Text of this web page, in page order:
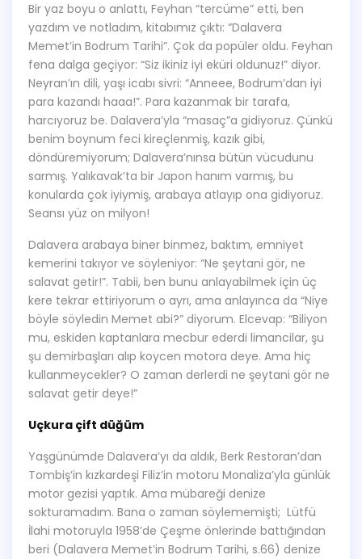
Bir yaz boyu o anlattı, Feyhan “tercüme” etti, ben
yazdım ve notladım, kitabımız çıktı: “Dalavera
Memet’in Bodrum Tarihi”. Çok da popüler oldu. Feyhan
fena dalga geçiyor: “Siz ikiniz iyi eküri oldunuz!” diyor.
Neyran’ın dili, yaşı icabı sivri: “Anneee, Bodrum’dan iyi
para kazandı haaa!”. Para kazanmak bir tarafa,
harcıyoruz be. Dalavera’yla “masaç”a gidiyoruz. Çünkü
benim boynum feci kireçlenmiş, kazık gibi,
döndüremiyorum; Dalavera’nınsa bütün vücudunu
sarmış. Yalıkavak’ta bir Japon hanım varmış, bu
konularda çok iyiymiş, arabaya atlayıp ona gidiyoruz.
Seansı yüz on milyon!
Dalavera arabaya biner binmez, baktım, emniyet
kemerini takıyor ve söyleniyor: “Ne şeytani gör, ne
salavat getir!”. Tabii, ben bunu anlayabilmek için üç
kere tekrar ettiriyorum o ayrı, ama anlayınca da “Niye
böyle söyledin Memet abi?” diyorum. Elcevap: “Biliyon
mu, eskiden kaptanlara mecbur ederdi limancilar, şu
şu demirbaşları alıp koycen motora deye. Ama hiç
kullanmeycekler? O zaman derlerdi ne şeytani gör ne
salavat getir deye!”
Uçkura çift düğüm
Yaşgünümde Dalavera’yı da aldık, Berk Restoran’dan
Tombiş’in kızkardeşi Filiz’in motoru Monaliza’yla günlük
motor gezisi yaptık. Ama mübareği denize
sokturamadım. Bana o zaman söylememişti; Lütfü
İlahi motoruyla 1958’de Çeşme önlerinde battığından
beri (Dalavera Memet’in Bodrum Tarihi, s.66) denize